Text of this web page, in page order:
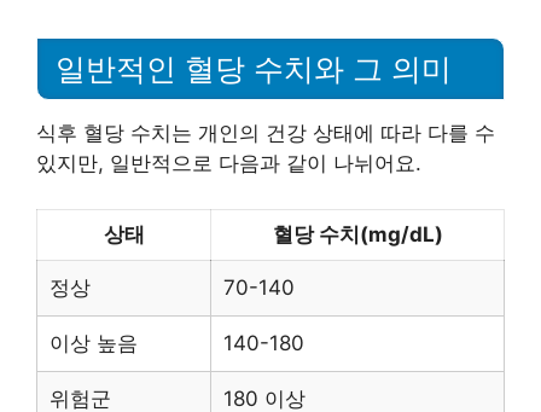
일반적인 혈당 수치와 그 의미
식후 혈당 수치는 개인의 건강 상태에 따라 다를 수
있지만, 일반적으로 다음과 같이 나뉘어요.
상태 혈당 수치(mg/dL)
정상 70-140
이상 높음 140-180
위험군 180 이상